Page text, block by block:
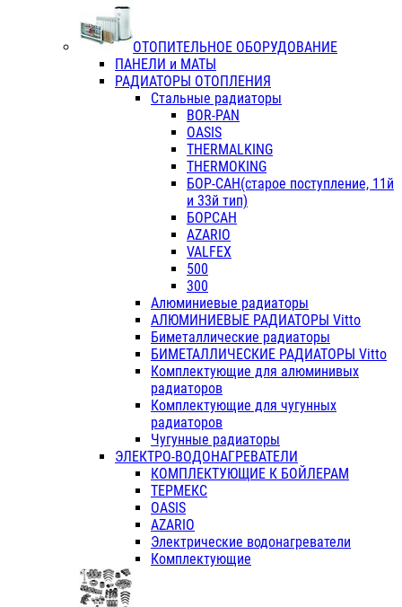
ОТОПИТЕЛЬНОЕ ОБОРУДОВАНИЕ
ПАНЕЛИ и МАТЫ
РАДИАТОРЫ ОТОПЛЕНИЯ
Стальные радиаторы
BOR-PAN
OASIS
THERMALKING
THERMOKING
БОР-САН(старое поступление, 11й
и 33й тип)
БОРСАН
AZARIO
VALFEX
500
300
Алюминиевые радиаторы
АЛЮМИНИЕВЫЕ РАДИАТОРЫ Vitto
Биметаллические радиаторы
БИМЕТАЛЛИЧЕСКИЕ РАДИАТОРЫ Vitto
Комплектующие для алюминивых
радиаторов
Комплектующие для чугунных
радиаторов
Чугунные радиаторы
ЭЛЕКТРО-ВОДОНАГРЕВАТЕЛИ
КОМПЛЕКТУЮЩИЕ К БОЙЛЕРАМ
ТЕРМЕКС
OASIS
AZARIO
Электрические водонагреватели
Комплектующие